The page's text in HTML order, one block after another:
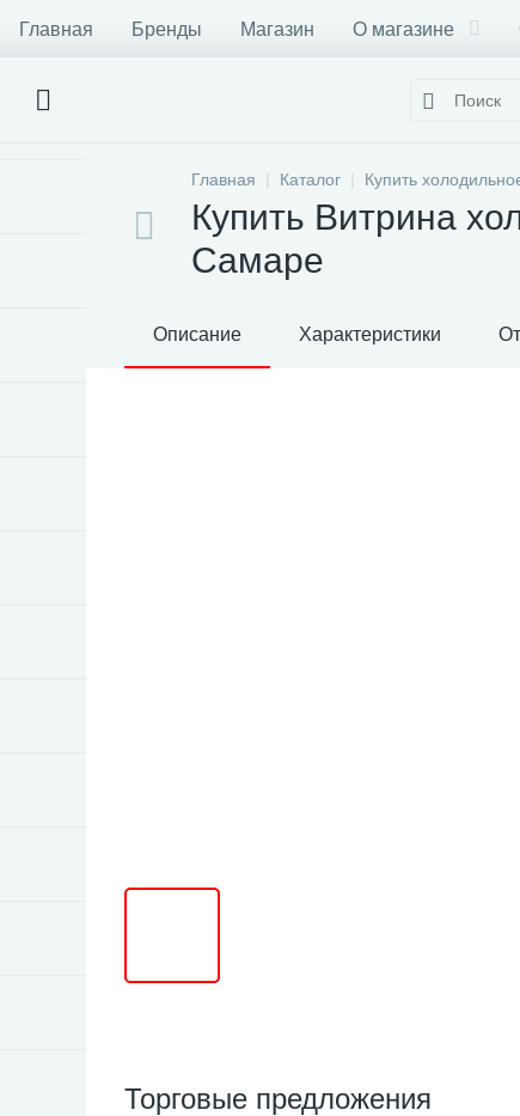
Главная Бренды Магазин О магазине
Главная Каталог Купить
Купить Витрина
Самаре
Описание Характеристики
Торговые предложения